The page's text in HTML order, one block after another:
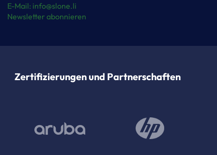
E-Mail: info@slone.li
Newsletter abonnieren
Zertifizierungen und Partnerschaften